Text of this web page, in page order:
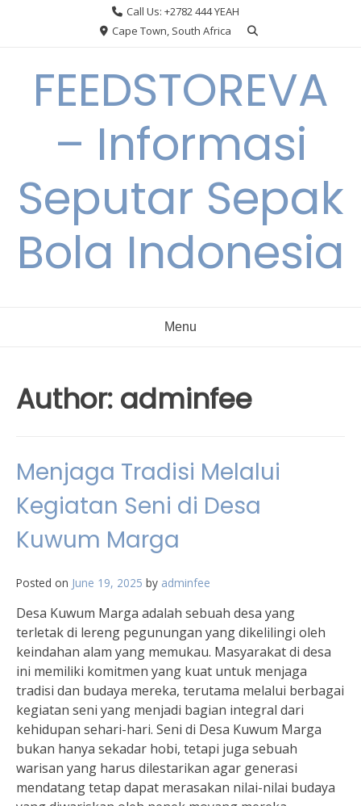
Call Us: +2782 444 YEAH
Cape Town, South Africa
FEEDSTOREVA
– Informasi
Seputar Sepak
Bola Indonesia
Menu
Author: adminfee
Menjaga Tradisi Melalui
Kegiatan Seni di Desa
Kuwum Marga
Posted on June 19, 2025 by adminfee
Desa Kuwum Marga adalah sebuah desa yang
terletak di lereng pegunungan yang dikelilingi oleh
keindahan alam yang memukau. Masyarakat di desa
ini memiliki komitmen yang kuat untuk menjaga
tradisi dan budaya mereka, terutama melalui berbagai
kegiatan seni yang menjadi bagian integral dari
kehidupan sehari-hari. Seni di Desa Kuwum Marga
bukan hanya sekadar hobi, tetapi juga sebuah
warisan yang harus dilestarikan agar generasi
mendatang tetap dapat merasakan nilai-nilai budaya